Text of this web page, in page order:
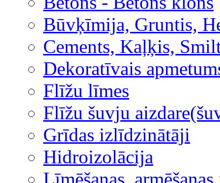
Būvķīmija, Gruntis,
Cements, Kaļķis,
Dekoratīvais
Flīžu līmes
Flīžu šuvju
Grīdas izlīdzinātāji
Hidroizolācija
Līmēšanas, armēšanas